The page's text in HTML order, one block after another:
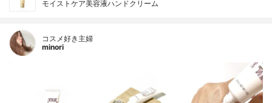
モイストケア美容液ハンドクリーム
コスメ好き主婦
minori